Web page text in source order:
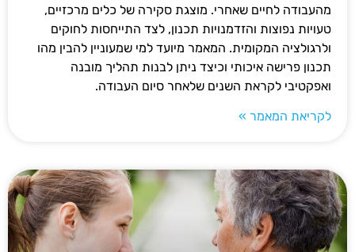
מהעבודה לחיים שאחרי. מוצגת סקירה של כלים מרכזיים,
טעויות נפוצות והזדמנויות תכנון, לצד התייחסות לחוקים
ולרגולציה המקומית. המאמר מיועד למי שמעוניין להבין מהו
תכנון פרישה איכותי וכיצד ניתן לבנות תהליך מובנה
ואפקטיבי לקראת השנים שלאחר סיום העבודה.
לקריאת המאמר »